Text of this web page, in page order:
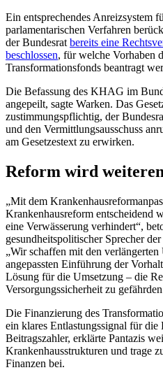
Ein entsprechendes Anreizsystem
parlamentarischen Verfahren
der Bundesrat bereits eine
beschlossen, für welche Vorhaben
Transformationsfonds beantragt
Die Befassung des KHAG im
angepeilt, sagte Warken. Das
zustimmungspflichtig, der
und den Vermittlungsausschuss
am Gesetzestext zu erwirken.
Reform wird
„Mit dem
Krankenhausreform entscheidend
eine Verwässerung verhindert“,
gesundheitspolitischer Sprecher
„Wir schaffen mit den
angepassten Einführung der
Lösung für die Umsetzung – die
Versorgungssicherheit zu
Die Finanzierung des
ein klares Entlastungssignal für die
Beitragszahler, erklärte Pantazis
Krankenhausstrukturen und trage
Finanzen bei.